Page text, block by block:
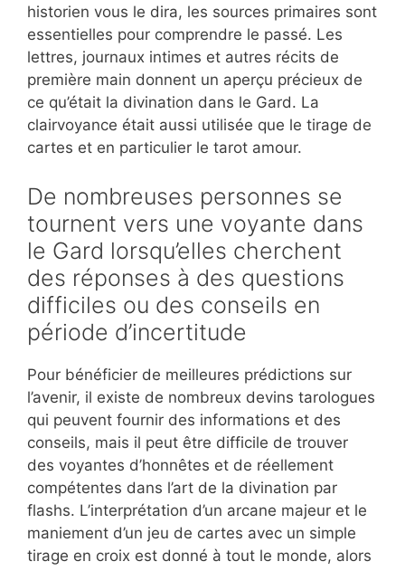
historien vous le dira, les sources primaires sont
essentielles pour comprendre le passé. Les
lettres, journaux intimes et autres récits de
première main donnent un aperçu précieux de
ce qu’était la divination dans le Gard. La
clairvoyance était aussi utilisée que le tirage de
cartes et en particulier le tarot amour.
De nombreuses personnes se
tournent vers une voyante dans
le Gard lorsqu’elles cherchent
des réponses à des questions
difficiles ou des conseils en
période d’incertitude
Pour bénéficier de meilleures prédictions sur
l’avenir, il existe de nombreux devins tarologues
qui peuvent fournir des informations et des
conseils, mais il peut être difficile de trouver
des voyantes d’honnêtes et de réellement
compétentes dans l’art de la divination par
flashs. L’interprétation d’un arcane majeur et le
maniement d’un jeu de cartes avec un simple
tirage en croix est donné à tout le monde, alors